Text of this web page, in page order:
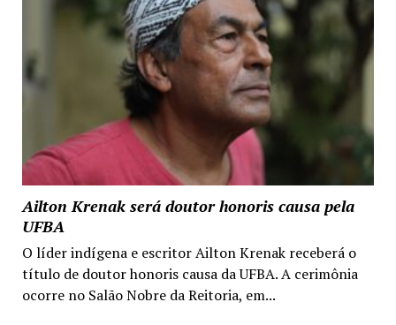
Ailton Krenak será doutor honoris causa pela
UFBA
O líder indígena e escritor Ailton Krenak receberá o
título de doutor honoris causa da UFBA. A cerimônia
ocorre no Salão Nobre da Reitoria, em...